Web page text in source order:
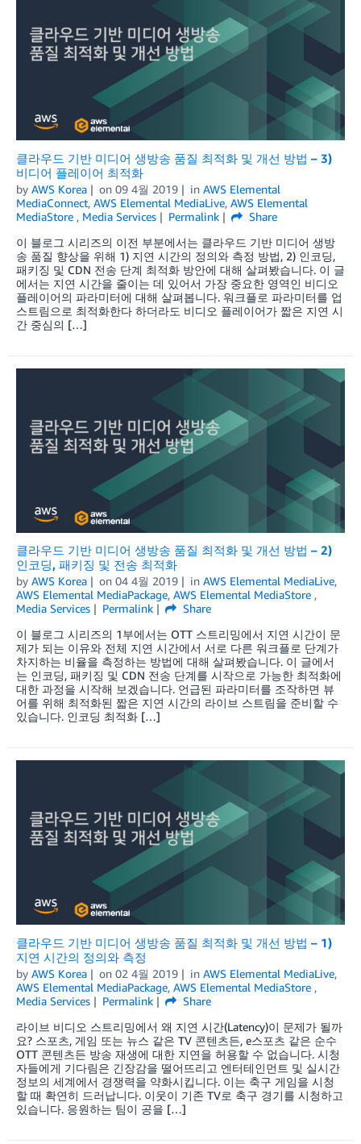
클라우드 기반 미디어 생방송 품질 최적화 및 개선 방법 – 3)
비디어 플레이어 최적화
by AWS Korea on 09 4월 2019 in AWS Elemental
MediaConnect, AWS Elemental MediaLive, AWS Elemental
MediaStore , Media Services Permalink
Share
이 블로그 시리즈의 이전 부분에서는 클라우드 기반 미디어 생방
송 품질 향상을 위해 1) 지연 시간의 정의와 측정 방법, 2) 인코딩,
패키징 및 CDN 전송 단계 최적화 방안에 대해 살펴봤습니다. 이 글
에서는 지연 시간을 줄이는 데 있어서 가장 중요한 영역인 비디오
플레이어의 파라미터에 대해 살펴봅니다. 워크플로 파라미터를 업
스트림으로 최적화한다 하더라도 비디오 플레이어가 짧은 지연 시
간 중심의 […]
클라우드 기반 미디어 생방송 품질 최적화 및 개선 방법 – 2)
인코딩, 패키징 및 전송 최적화
by AWS Korea on 04 4월 2019 in AWS Elemental MediaLive,
AWS Elemental MediaPackage, AWS Elemental MediaStore ,
Media Services
Permalink
Share
이 블로그 시리즈의 1부에서는 OTT 스트리밍에서 지연 시간이 문
제가 되는 이유와 전체 지연 시간에서 서로 다른 워크플로 단계가
차지하는 비율을 측정하는 방법에 대해 살펴봤습니다. 이 글에서
는 인코딩, 패키징 및 CDN 전송 단계를 시작으로 가능한 최적화에
대한 과정을 시작해 보겠습니다. 언급된 파라미터를 조작하면 뷰
어를 위해 최적화된 짧은 지연 시간의 라이브 스트림을 준비할 수
있습니다. 인코딩 최적화 […]
클라우드 기반 미디어 생방송 품질 최적화 및 개선 방법 – 1)
지연 시간의 정의와 측정
by AWS Korea on 02 4월 2019 in AWS Elemental MediaLive,
AWS Elemental MediaPackage, AWS Elemental MediaStore ,
Media Services
Permalink
Share
라이브 비디오 스트리밍에서 왜 지연 시간(Latency)이 문제가 될까
요? 스포츠, 게임 또는 뉴스 같은 TV 콘텐츠든, e스포츠 같은 순수
OTT 콘텐츠든 방송 재생에 대한 지연을 허용할 수 없습니다. 시청
자들에게 기다림은 긴장감을 떨어뜨리고 엔터테인먼트 및 실시간
정보의 세계에서 경쟁력을 약화시킵니다. 이는 축구 게임을 시청
할 때 확연히 드러납니다. 이웃이 기존 TV로 축구 경기를 시청하고
있습니다. 응원하는 팀이 공을 […]